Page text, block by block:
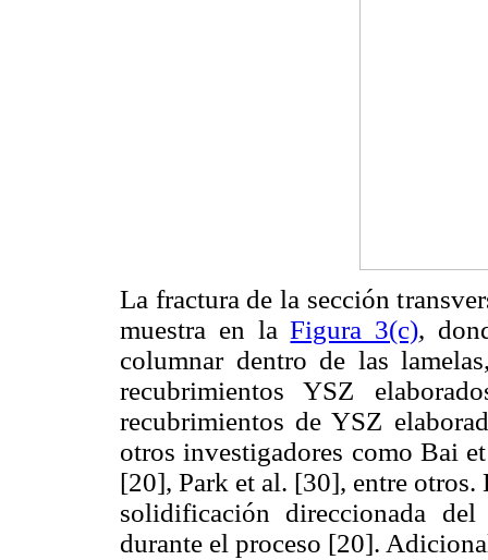
La fractura de la sección
muestra en laFigura 3(c),
columnar dentro de las
recubrimientos YSZ
recubrimientos de YSZ
otros investigadores como Bai
[20], Park et al. [30], entre otros.
solidificación direccionada
durante el proceso [20].